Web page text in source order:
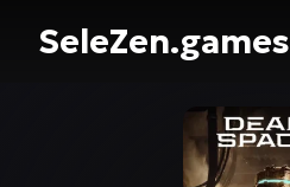
SeleZen.games